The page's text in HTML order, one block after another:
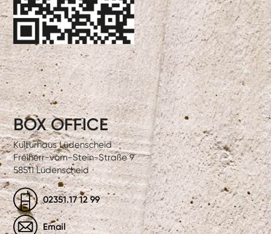
BOX OFFICE
Kulturhaus Lüdenscheid
Freiherr-vom-Stein-Straße 9
58511 Lüdenscheid
02351.17 12 99
Email